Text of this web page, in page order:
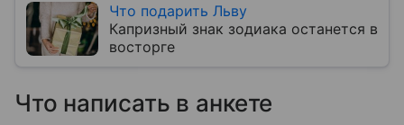
Что подарить Льву
Капризный знак зодиака останется в
восторге
Что написать в анкете